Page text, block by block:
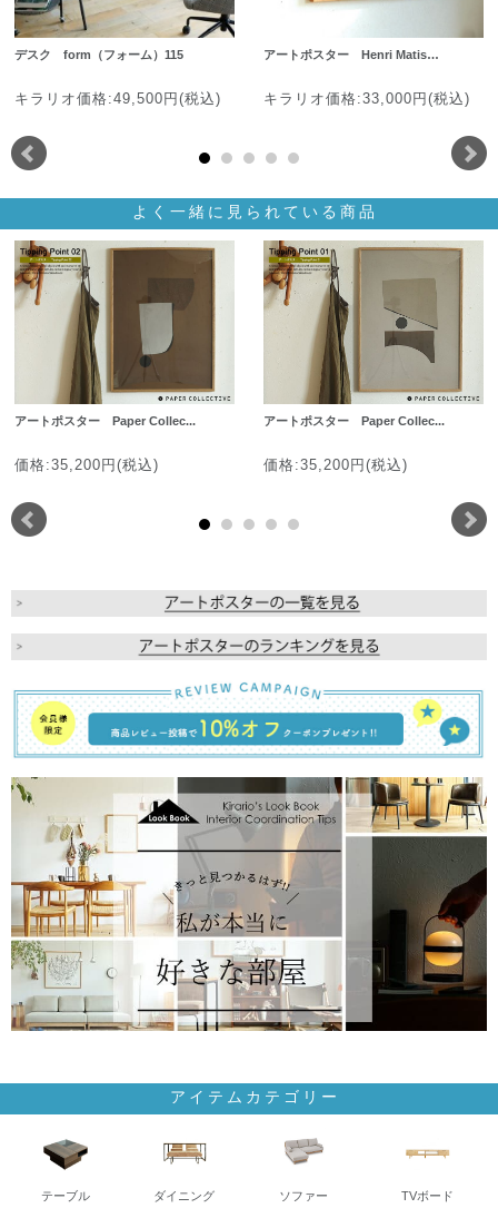
デスク form（フォーム）115
キラリオ価格:49,500円(税込)
アートポスター Henri Matis…
キラリオ価格:33,000円(税込)
よく一緒に見られている商品
アートポスター Paper Collec...
価格:35,200円(税込)
アートポスター Paper Collec...
価格:35,200円(税込)
アイテムカテゴリー
テーブル ダイニング ソファー TVボード